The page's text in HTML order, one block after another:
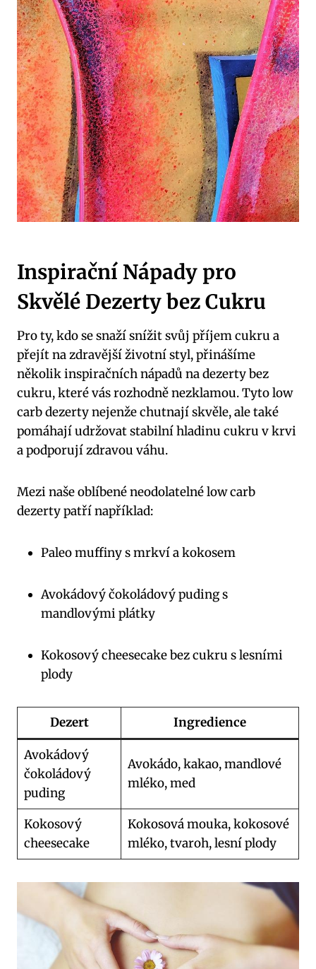
Inspirační Nápady pro
Skvělé Dezerty bez Cukru
Pro ty, kdo se snaží snížit svůj příjem cukru a
přejít na zdravější životní styl, přinášíme
několik inspiračních nápadů na dezerty bez
cukru, které vás rozhodně nezklamou. Tyto low
carb dezerty nejenže chutnají skvěle, ale také
pomáhají udržovat stabilní hladinu cukru v krvi
a podporují zdravou váhu.
Mezi naše oblíbené neodolatelné low carb
dezerty patří například:
Paleo muffiny s mrkví a kokosem
Avokádový čokoládový puding s
mandlovými plátky
Kokosový cheesecake bez cukru s lesními
plody
Dezert Ingredience
Avokádový
čokoládový
puding
Avokádo, kakao, mandlové
mléko, med
Kokosový
cheesecake
Kokosová mouka, kokosové
mléko, tvaroh, lesní plody